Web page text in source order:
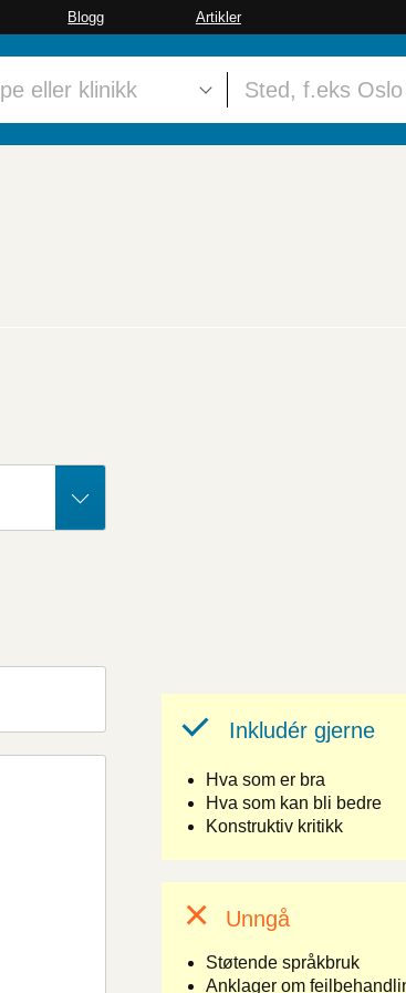
Blogg Artikler
Inkludér gjerne
Hva som er bra
Hva som kan bli bedre
Konstruktiv kritikk
Unngå
Støtende språkbruk
Anklager om